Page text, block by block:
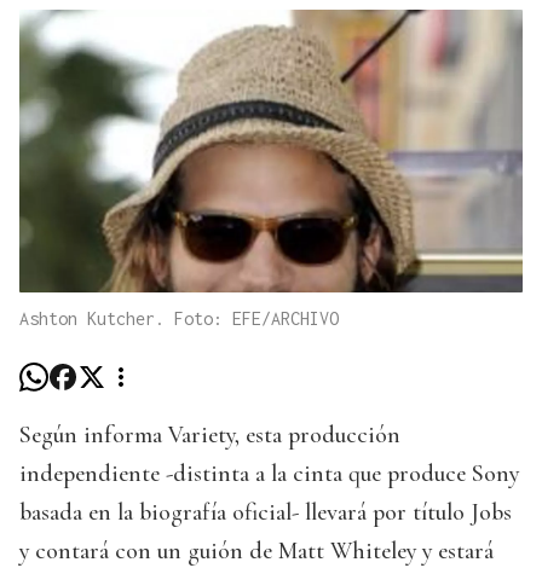
Ashton Kutcher. Foto: EFE/ARCHIVO
Según informa Variety, esta producción
independiente -distinta a la cinta que produce Sony
basada en la biografía oficial- llevará por título Jobs
y contará con un guión de Matt Whiteley y estará